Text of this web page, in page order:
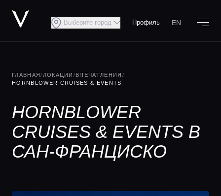
Выберите город Профиль EN
ГЛАВНАЯ/ ЛОКАЦИИ /ВПЕЧАТЛЕНИЯ /
HORNBLOWER CRUISES & EVENTS
HORNBLOWER
CRUISES & EVENTS В
САН-ФРАНЦИСКО